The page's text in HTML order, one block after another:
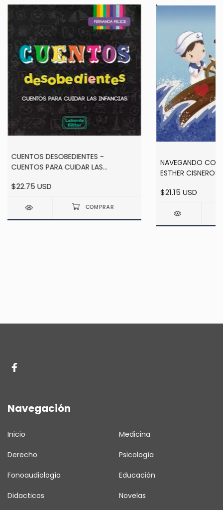
CUENTOS DESOBEDIENTES -
CUENTOS PARA CUIDAR LAS
$22.75 USD
NAVEGANDO
ESTHER CISNEROS
$21.15 USD
Navegación
Inicio Medicina
Derecho Psicología
Fonoaudiología Educación
Didacticos Novelas